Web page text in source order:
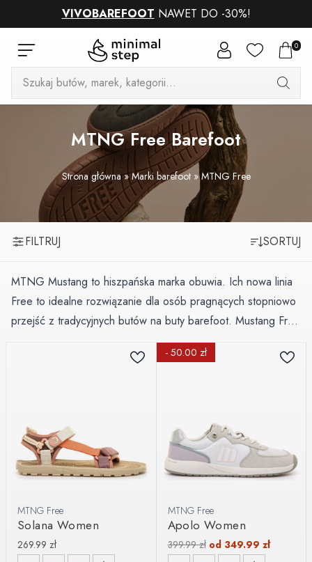
VIVOBAREFOOT NAWET DO -30%!
0
Wyszukiwarka
produktów
MTNG Free Barefoot
Strona główna»Marki barefoot»MTNG Free
FILTRUJ SORTUJ
MTNG Mustang to hiszpańska marka obuwia. Ich nowa linia
Free to idealne rozwiązanie dla osób pragnących stopniowo
przejść z tradycyjnych butów na buty barefoot. Mustang Free
są szerokie w palcach, elastyczne i lekkie, ale na grubej
podeszwie. Dodatkowo buty z tej kolekcji posiadają dwie
MTNG Free
Solana Women
269.99 zł
- 50.00 zł
MTNG Free
Apolo Women
399.99zł od 349.99 zł